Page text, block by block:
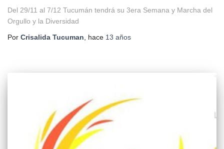
Del 29/11 al 7/12 Tucumán tendrá su 3era Semana y Marcha del
Orgullo y la Diversidad
Por Crisalida Tucuman , hace 13 años